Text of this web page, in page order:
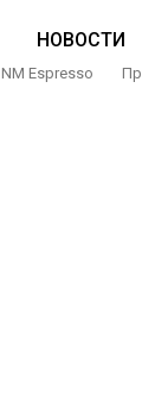
НОВОСТИ
NM Espresso